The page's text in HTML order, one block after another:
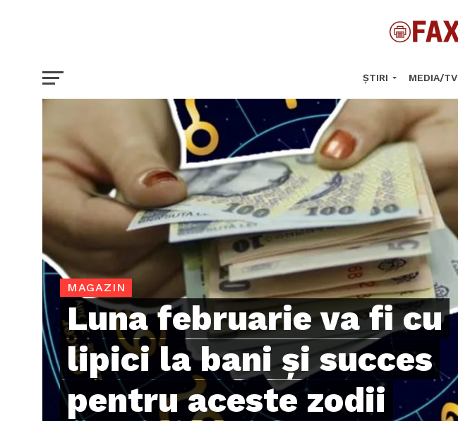
ȘTIRI MEDIA/TV
MAGAZIN
Luna februarie va fi cu
lipici la bani și succes
pentru aceste zodii